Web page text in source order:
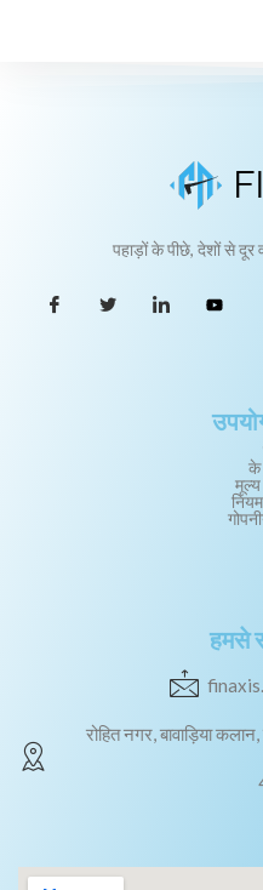
पहाड़ों के पीछे, देशों से दूर
के
मूल्य
हमसे
रोहित नगर, बावाड़िया